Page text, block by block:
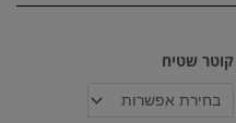
קוטר שטיח
כמות
שטיח